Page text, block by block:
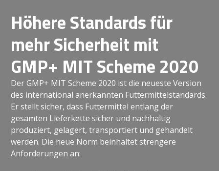
Höhere Standards für
mehr Sicherheit mit
GMP+ MIT Scheme 2020
Der GMP+ MIT Scheme 2020 ist die neueste Version
des international anerkannten Futtermittelstandards.
Er stellt sicher, dass Futtermittel entlang der
gesamten Lieferkette sicher und nachhaltig
produziert, gelagert, transportiert und gehandelt
werden. Die neue Norm beinhaltet strengere
Anforderungen an: